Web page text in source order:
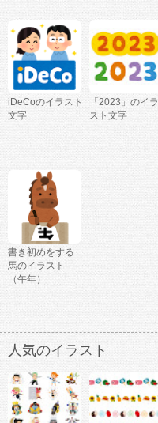
iDeCoのイラスト
文字
「2023」のイラ
スト文字
書き初めをする
馬のイラスト
（午年）
人気のイラスト